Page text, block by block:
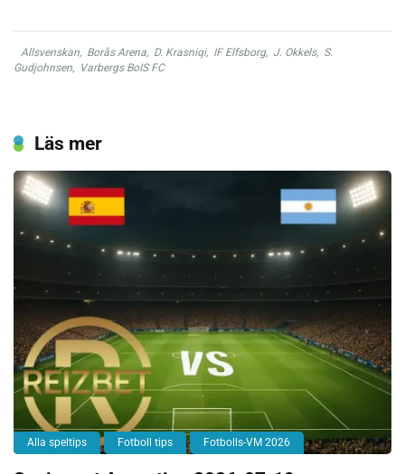
Allsvenskan, Borås Arena, D. Krasniqi, IF Elfsborg, J. Okkels, S.
Gudjohnsen, Varbergs BoIS FC
Läs mer
Alla speltips Fotboll tips Fotbolls-VM 2026